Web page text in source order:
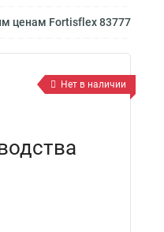
ценам Fortisflex 83777
Нет в наличии